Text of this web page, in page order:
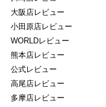
大阪店レビュー
小田原店レビュー
WORLDレビュー
熊本店レビュー
公式レビュー
高尾店レビュー
多摩店レビュー